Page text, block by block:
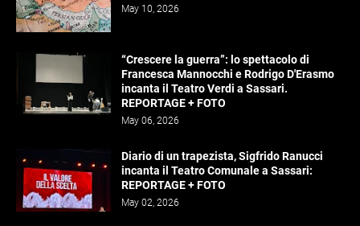
May 10, 2026
“Crescere la guerra”: lo spettacolo di
Francesca Mannocchi e Rodrigo D'Erasmo
incanta il Teatro Verdi a Sassari.
REPORTAGE + FOTO
May 06, 2026
Diario di un trapezista, Sigfrido Ranucci
incanta il Teatro Comunale a Sassari:
REPORTAGE + FOTO
May 02, 2026